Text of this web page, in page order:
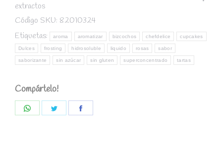
Chefdelice
quantity
extractos
Código SKU: 82010324
Etiquetas:
aroma aromatizar bizcochos chefdelice cupcakes
Dulces frosting hidrosoluble liquido rosas sabor
saborizante sin azúcar sin gluten superconcentrado tartas
Compártelo!